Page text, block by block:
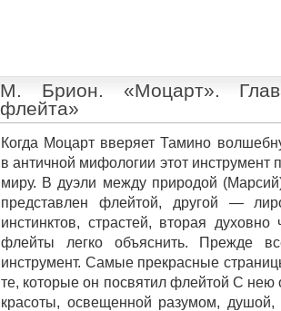
М. Брион. «Моцарт».
флейта»
Когда Моцарт вверяет Тамино
в античной мифологии этот
миру. В дуэли между природой
представлен флейтой, другой —
инстинктов, страстей, вторая
флейты легко объяснить. Прежде
инструмент. Самые прекрасные
те, которые он посвятил флейтой С нею
красоты, освещенной разумом,